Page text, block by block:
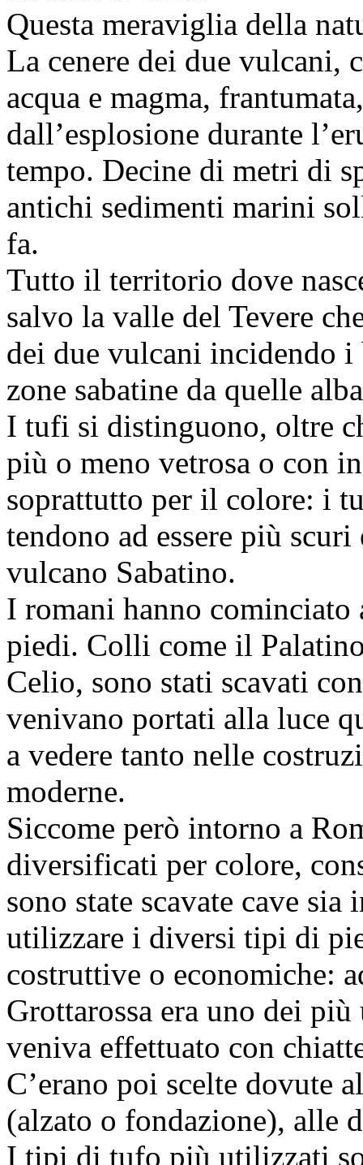
Questa meraviglia della
La cenere dei due vulcani,
acqua e magma,
dall’esplosione durante
tempo. Decine di metri di
antichi sedimenti marini
fa.
Tutto il territorio dove
salvo la valle del Tevere
dei due vulcani incidendo
zone sabatine da quelle
I tufi si distinguono, oltre
più o meno vetrosa o con
soprattutto per il colore: i
tendono ad essere più
vulcano Sabatino.
I romani hanno
piedi. Colli come il
Celio, sono stati scavati
venivano portati alla luce
a vedere tanto nelle
moderne.
Siccome però intorno a
diversificati per colore,
sono state scavate cave
utilizzare i diversi tipi di
costruttive o economiche:
Grottarossa era uno dei
veniva effettuato con
C’erano poi scelte dovute
(alzato o fondazione), alle
I tipi di tufo più utilizzati